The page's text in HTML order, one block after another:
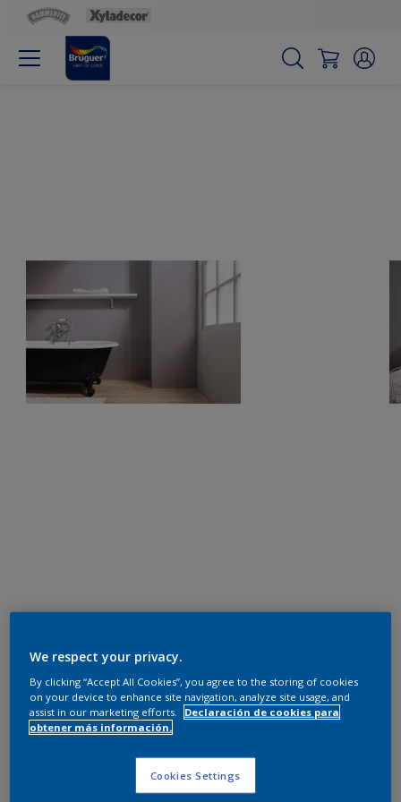
We respect your privacy.
By clicking “Accept All Cookies”, you agree to the storing of cookies
on your device to enhance site navigation, analyze site usage, and
assist in our marketing efforts.
Declaración de cookies para
obtener más información.
Cookies Settings